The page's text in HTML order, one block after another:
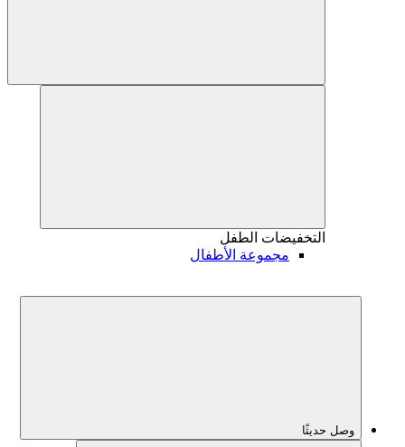
التخفيضات الطفل
مجموعة الأطفال
وصل حديثًا